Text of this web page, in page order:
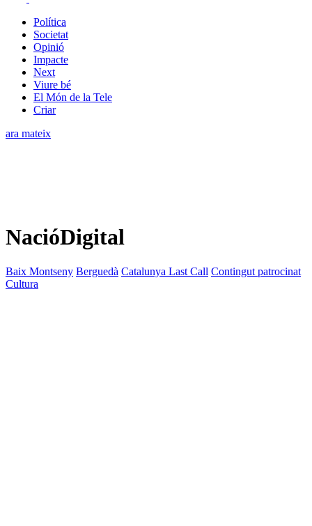
Política
Societat
Opinió
Impacte
Next
Viure bé
El Món de la Tele
Criar
ara mateix
NacióDigital
Baix Montseny Berguedà Catalunya Last Call Contingut patrocinat
Cultura